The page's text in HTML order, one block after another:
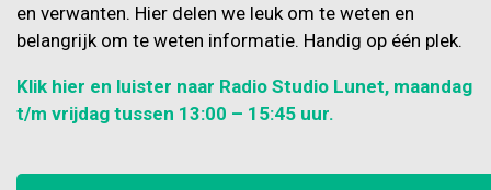
en verwanten. Hier delen we leuk om te weten en
belangrijk om te weten informatie. Handig op één plek.
Klik hier en luister naar Radio Studio Lunet, maandag
t/m vrijdag tussen 13:00 – 15:45 uur.